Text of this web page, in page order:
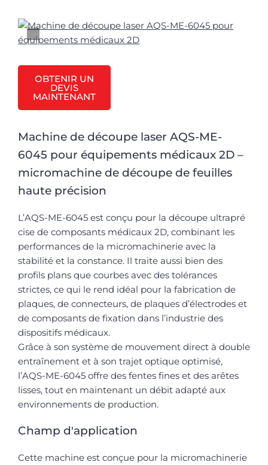
OBTENIR UN
DEVIS
MAINTENANT
Machine de découpe laser AQS-ME-
6045 pour équipements médicaux 2D –
micromachine de découpe de feuilles
haute précision
L’AQS-ME-6045 est conçu pour la découpe ultrapré
cise de composants médicaux 2D, combinant les
performances de la micromachinerie avec la
stabilité et la constance. Il traite aussi bien des
profils plans que courbes avec des tolérances
strictes, ce qui le rend idéal pour la fabrication de
plaques, de connecteurs, de plaques d’électrodes et
de composants de fixation dans l’industrie des
dispositifs médicaux.
Grâce à son système de mouvement direct à double
entraînement et à son trajet optique optimisé,
l’AQS-ME-6045 offre des fentes fines et des arêtes
lisses, tout en maintenant un débit adapté aux
environnements de production.
Champ d'application
Cette machine est conçue pour la micromachinerie